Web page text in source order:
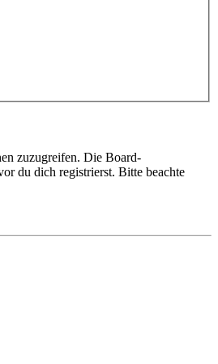
zuzugreifen. Die Board-
du dich registrierst. Bitte beachte